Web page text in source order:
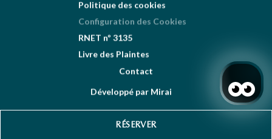
RÉSERVER
Politique des cookies
Configuration des Cookies
RNET nº 3135
Livre des Plaintes
Contact
Développé par Mirai